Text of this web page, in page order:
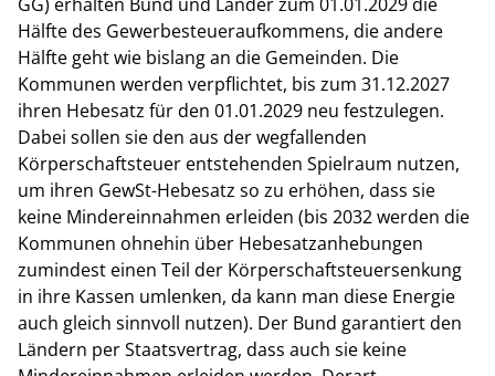
Hälfte des Gewerbesteueraufkommens, die andere
Hälfte geht wie bislang an die Gemeinden. Die
Kommunen werden verpflichtet, bis zum 31.12.2027
ihren Hebesatz für den 01.01.2029 neu festzulegen.
Dabei sollen sie den aus der wegfallenden
Körperschaftsteuer entstehenden Spielraum nutzen,
um ihren GewSt-Hebesatz so zu erhöhen, dass sie
keine Mindereinnahmen erleiden (bis 2032 werden die
Kommunen ohnehin über Hebesatzanhebungen
zumindest einen Teil der Körperschaftsteuersenkung
in ihre Kassen umlenken, da kann man diese Energie
auch gleich sinnvoll nutzen). Der Bund garantiert den
Ländern per Staatsvertrag, dass auch sie keine